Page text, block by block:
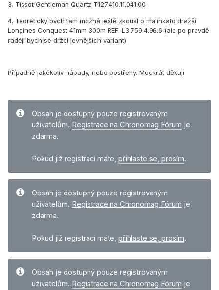
3. Tissot Gentleman Quartz T127.410.11.041.00
4. Teoreticky bych tam možná ještě zkousl o malinkato dražší
Longines Conquest 41mm 300m REF. L3.759.4.96.6 (ale po pravdě
raději bych se držel levnějších variant)
Případně jakékoliv nápady, nebo postřehy. Mockrát děkuji
Obsah je dostupný pouze registrovaným
uživatelům. Registrace na Chronomag Fórum je
zdarma.
Pokud již registraci máte, přihlaste se, prosím.
Obsah je dostupný pouze registrovaným
uživatelům. Registrace na Chronomag Fórum je
zdarma.
Pokud již registraci máte, přihlaste se, prosím.
Obsah je dostupný pouze registrovaným
uživatelům. Registrace na Chronomag Fórum je